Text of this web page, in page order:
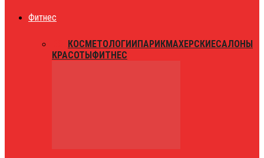
Фитнес
КОСМЕТОЛОГИИПАРИКМАХЕРСКИЕСАЛОНЫ
КРАСОТЫФИТНЕС